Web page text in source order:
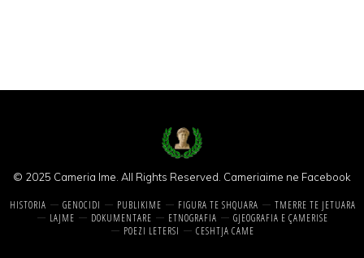
© 2025 Cameria Ime. All Rights Reserved. Cameriaime ne Facebook
HISTORIA GENOCIDI PUBLIKIME FIGURA TE SHQUARA
TMERRE TE JETUARA
LAJME
DOKUMENTARE ETNOGRAFIA
GJEOGRAFIA E ÇAMERISE
POEZI LETERSI
CESHTJA CAME